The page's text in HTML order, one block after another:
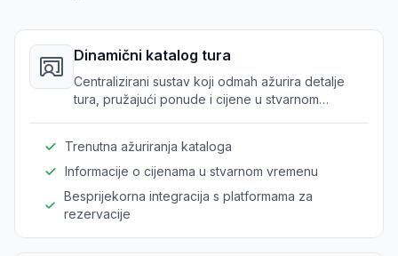
Dinamični katalog tura
Centralizirani sustav koji odmah ažurira detalje
tura, pružajući ponude i cijene u stvarnom
Trenutna ažuriranja kataloga
Informacije o cijenama u stvarnom vremenu
Besprijekorna integracija s platformama za
rezervacije